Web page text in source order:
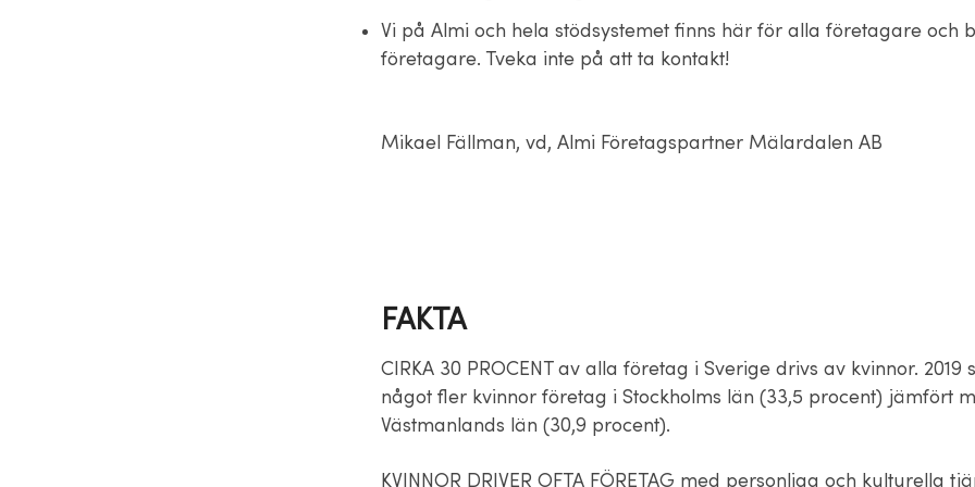
Vi på Almi och hela stödsystemet finns här för alla företagare och
företagare. Tveka inte på att ta kontakt!
Mikael Fällman, vd, Almi Företagspartner Mälardalen AB
FAKTA
CIRKA 30 PROCENT av alla företag i Sverige drivs av kvinnor. 2019
något fler kvinnor företag i Stockholms län (33,5 procent) jämfört
Västmanlands län (30,9 procent).
KVINNOR DRIVER OFTA FÖRETAG med personliga och kulturella